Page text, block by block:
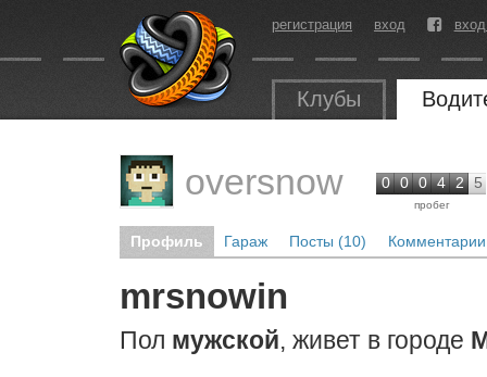
регистрация вход
Клубы
oversnow 0 0 0 4 2 5
пробег
Профиль Гараж Посты (10)
mrsnowin
Пол мужской, живет в городе